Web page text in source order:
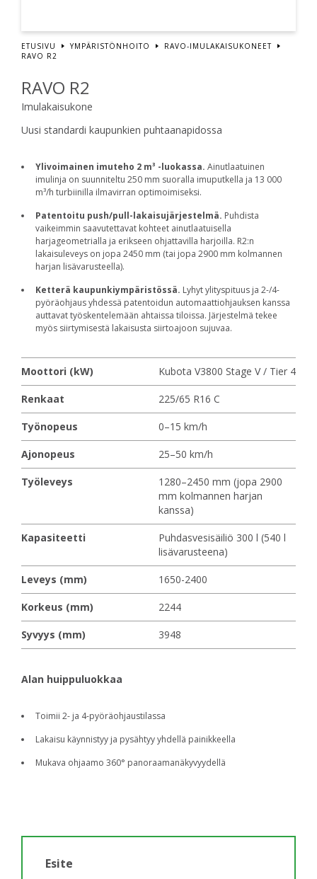
ETUSIVU YMPÄRISTÖNHOITO
RAVO-IMULAKAISUKONEET
RAVO R2
RAVO R2
Imulakaisukone
Uusi standardi kaupunkien puhtaanapidossa
Ylivoimainen imuteho 2 m³ -luokassa. Ainutlaatuinen
imulinja on suunniteltu 250 mm suoralla imuputkella ja 13 000
m³/h turbiinilla ilmavirran optimoimiseksi.
Patentoitu push/pull-lakaisujärjestelmä. Puhdista
vaikeimmin saavutettavat kohteet ainutlaatuisella
harjageometrialla ja erikseen ohjattavilla harjoilla. R2:n
lakaisuleveys on jopa 2450 mm (tai jopa 2900 mm kolmannen
harjan lisävarusteella).
Ketterä kaupunkiympäristössä. Lyhyt ylityspituus ja 2-/4-
pyöräohjaus yhdessä patentoidun automaattiohjauksen kanssa
auttavat työskentelemään ahtaissa tiloissa. Järjestelmä tekee
myös siirtymisestä lakaisusta siirtoajoon sujuvaa.
Moottori (kW) Kubota V3800 Stage V / Tier 4
Renkaat 225/65 R16 C
Työnopeus 0–15 km/h
Ajonopeus 25–50 km/h
Työleveys
1280–2450 mm (jopa 2900
mm kolmannen harjan
kanssa)
Kapasiteetti
Puhdasvesisäiliö 300 l (540 l
lisävarusteena)
Leveys (mm) 1650-2400
Korkeus (mm) 2244
Syvyys (mm) 3948
Alan huippuluokkaa
Toimii 2- ja 4-pyöräohjaustilassa
Lakaisu käynnistyy ja pysähtyy yhdellä painikkeella
Mukava ohjaamo 360° panoraamanäkyvyydellä
Esite